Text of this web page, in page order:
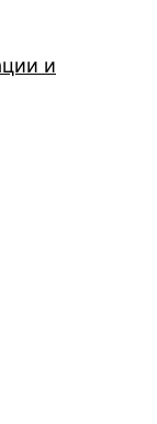
и